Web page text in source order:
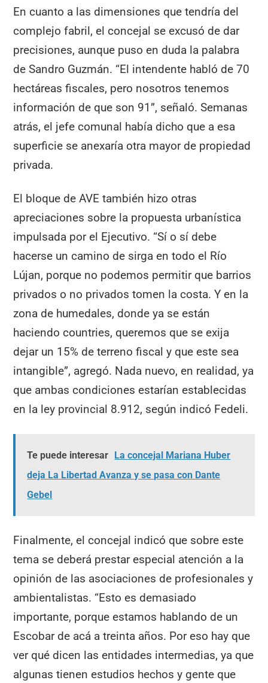
En cuanto a las dimensiones que tendría del
complejo fabril, el concejal se excusó de dar
precisiones, aunque puso en duda la palabra
de Sandro Guzmán. “El intendente habló de 70
hectáreas fiscales, pero nosotros tenemos
información de que son 91”, señaló. Semanas
atrás, el jefe comunal había dicho que a esa
superficie se anexaría otra mayor de propiedad
privada.
El bloque de AVE también hizo otras
apreciaciones sobre la propuesta urbanística
impulsada por el Ejecutivo. “Sí o sí debe
hacerse un camino de sirga en todo el Río
Lújan, porque no podemos permitir que barrios
privados o no privados tomen la costa. Y en la
zona de humedales, donde ya se están
haciendo countries, queremos que se exija
dejar un 15% de terreno fiscal y que este sea
intangible”, agregó. Nada nuevo, en realidad, ya
que ambas condiciones estarían establecidas
en la ley provincial 8.912, según indicó Fedeli.
Te puede interesar
La concejal Mariana Huber
deja La Libertad Avanza y se pasa con Dante
Gebel
Finalmente, el concejal indicó que sobre este
tema se deberá prestar especial atención a la
opinión de las asociaciones de profesionales y
ambientalistas. “Esto es demasiado
importante, porque estamos hablando de un
Escobar de acá a treinta años. Por eso hay que
ver qué dicen las entidades intermedias, ya que
algunas tienen estudios hechos y gente que